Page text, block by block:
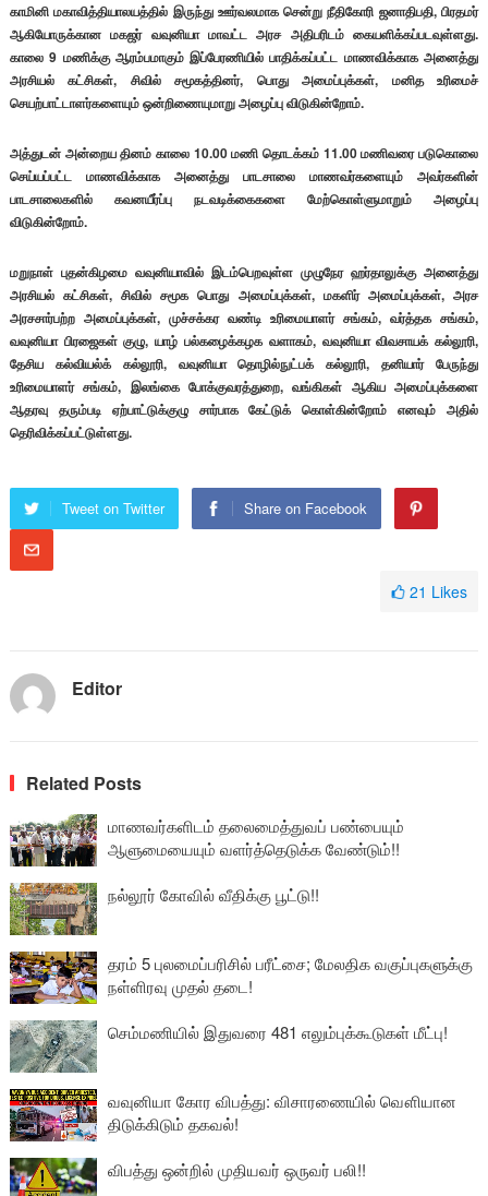
காமினி மகாவித்தியாலயத்தில் இருந்து ஊர்வலமாக சென்று நீதிகோரி ஜனாதிபதி, பிரதமர்
ஆகியோருக்கான மகஜர் வவுனியா மாவட்ட அரச அதிபரிடம் கையளிக்கப்படவுள்ளது.
காலை 9 மணிக்கு ஆரம்பமாகும் இப்பேரணியில் பாதிக்கப்பட்ட மாணவிக்காக அனைத்து
அரசியல் கட்சிகள், சிவில் சமூகத்தினர், பொது அமைப்புக்கள், மனித உரிமைச்
செயற்பாட்டாளர்களையும் ஒன்றிணையுமாறு அழைப்பு விடுகின்றோம்.
அத்துடன் அன்றைய தினம் காலை 10.00 மணி தொடக்கம் 11.00 மணிவரை படுகொலை
செய்யப்பட்ட மாணவிக்காக அனைத்து பாடசாலை மாணவர்களையும் அவர்களின்
பாடசாலைகளில் கவனயீர்ப்பு நடவடிக்கைகளை மேற்கொள்ளுமாறும் அழைப்பு
விடுகின்றோம்.
மறுநாள் புதன்கிழமை வவுனியாவில் இடம்பெறவுள்ள முழுநேர ஹர்தாலுக்கு அனைத்து
அரசியல் கட்சிகள், சிவில் சமூக பொது அமைப்புக்கள், மகளிர் அமைப்புக்கள், அரச
அரசசார்பற்ற அமைப்புக்கள், முச்சக்கர வண்டி உரிமையாளர் சங்கம், வர்த்தக சங்கம்,
வவுனியா பிரஜைகள் குழு, யாழ் பல்கழைக்கழக வளாகம், வவுனியா விவசாயக் கல்லூரி,
தேசிய கல்வியல்க் கல்லூரி, வவுனியா தொழில்நுட்பக் கல்லூரி, தனியார் பேருந்து
உரிமையாளர் சங்கம், இலங்கை போக்குவரத்துறை, வங்கிகள் ஆகிய அமைப்புக்களை
ஆதரவு தரும்படி ஏற்பாட்டுக்குழு சார்பாக கேட்டுக் கொள்கின்றோம் எனவும் அதில்
தெரிவிக்கப்பட்டுள்ளது.
Tweet on Twitter Share on Facebook
21 Likes
Editor
Related Posts
மாணவர்களிடம் தலைமைத்துவப் பண்பையும்
ஆளுமையையும் வளர்த்தெடுக்க வேண்டும்!!
நல்லூர் கோவில் வீதிக்கு பூட்டு!!
தரம் 5 புலமைப்பரிசில் பரீட்சை; மேலதிக வகுப்புகளுக்கு
நள்ளிரவு முதல் தடை!
செம்மணியில் இதுவரை 481 எலும்புக்கூடுகள் மீட்பு!
வவுனியா கோர விபத்து: விசாரணையில் வௌியான
திடுக்கிடும் தகவல்!
விபத்து ஒன்றில் முதியவர் ஒருவர் பலி!!